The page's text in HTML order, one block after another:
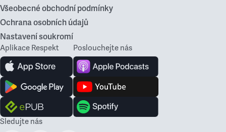
Všeobecné obchodní podmínky
Ochrana osobních údajů
Nastavení soukromí
Aplikace Respekt Poslouchejte nás
Sledujte nás